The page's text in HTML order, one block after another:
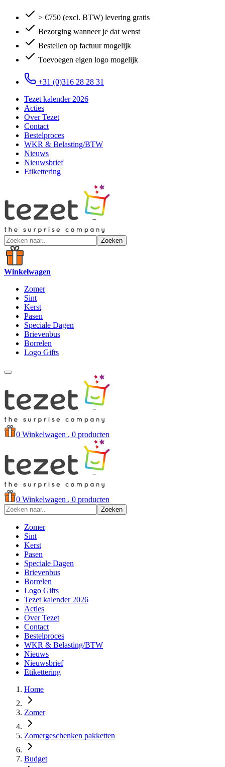
> €750 (excl. BTW) levering gratis
Bezorging wanneer je dat wenst
Bestellen op factuur mogelijk
Toevoegen eigen logo mogelijk
+31 (0)316 28 28 31
Tezet kalender 2026
Acties
Over Tezet
Contact
Bestelproces
WKR & Belasting/BTW
Nieuws
Nieuwsbrief
Etikettering
Zoeken
Winkelwagen
Zomer
Sint
Kerst
Pasen
Speciale Dagen
Brievenbus
Borrelen
Logo Gifts
0 Winkelwagen , 0 producten
0 Winkelwagen , 0 producten
Zoeken
Zomer
Sint
Kerst
Pasen
Speciale Dagen
Brievenbus
Borrelen
Logo Gifts
Tezet kalender 2026
Acties
Over Tezet
Contact
Bestelproces
WKR & Belasting/BTW
Nieuws
Nieuwsbrief
Etikettering
Home
Zomer
Zomergeschenken pakketten
Budget